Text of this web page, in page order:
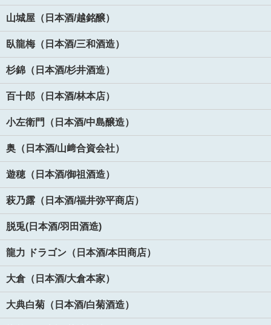
山城屋（日本酒/越銘醸）
臥龍梅（日本酒/三和酒造）
杉錦（日本酒/杉井酒造）
百十郎（日本酒/林本店）
小左衛門（日本酒/中島醸造）
奥（日本酒/山﨑合資会社）
遊穂（日本酒/御祖酒造）
萩乃露（日本酒/福井弥平商店）
脱兎(日本酒/羽田酒造)
龍力 ドラゴン（日本酒/本田商店）
大倉（日本酒/大倉本家）
大典白菊（日本酒/白菊酒造）